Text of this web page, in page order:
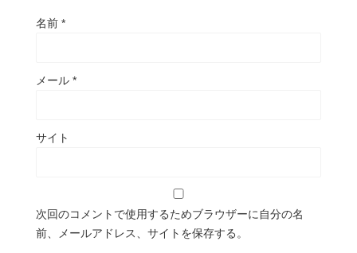
名前 *
メール *
サイト
次回のコメントで使用するためブラウザーに自分の名
前、メールアドレス、サイトを保存する。